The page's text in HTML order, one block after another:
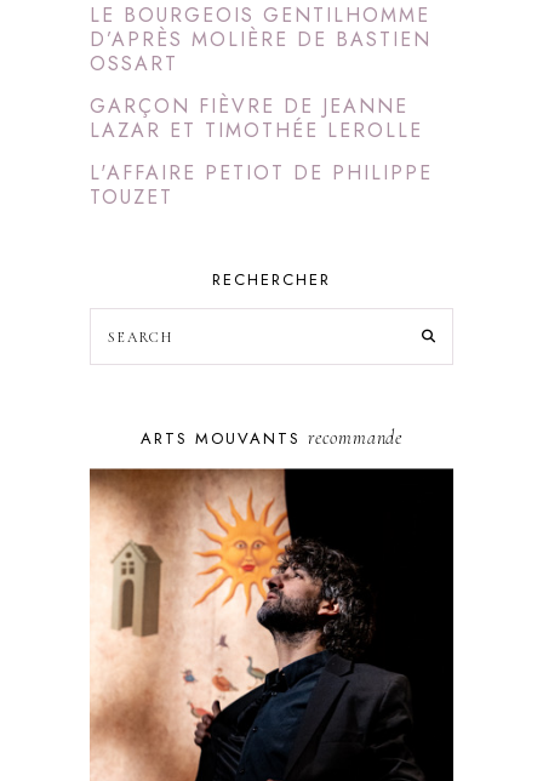
LE BOURGEOIS GENTILHOMME
D’APRÈS MOLIÈRE DE BASTIEN
OSSART
GARÇON FIÈVRE DE JEANNE
LAZAR ET TIMOTHÉE LEROLLE
L'AFFAIRE PETIOT DE PHILIPPE
TOUZET
RECHERCHER
ARTS MOUVANTS recommande